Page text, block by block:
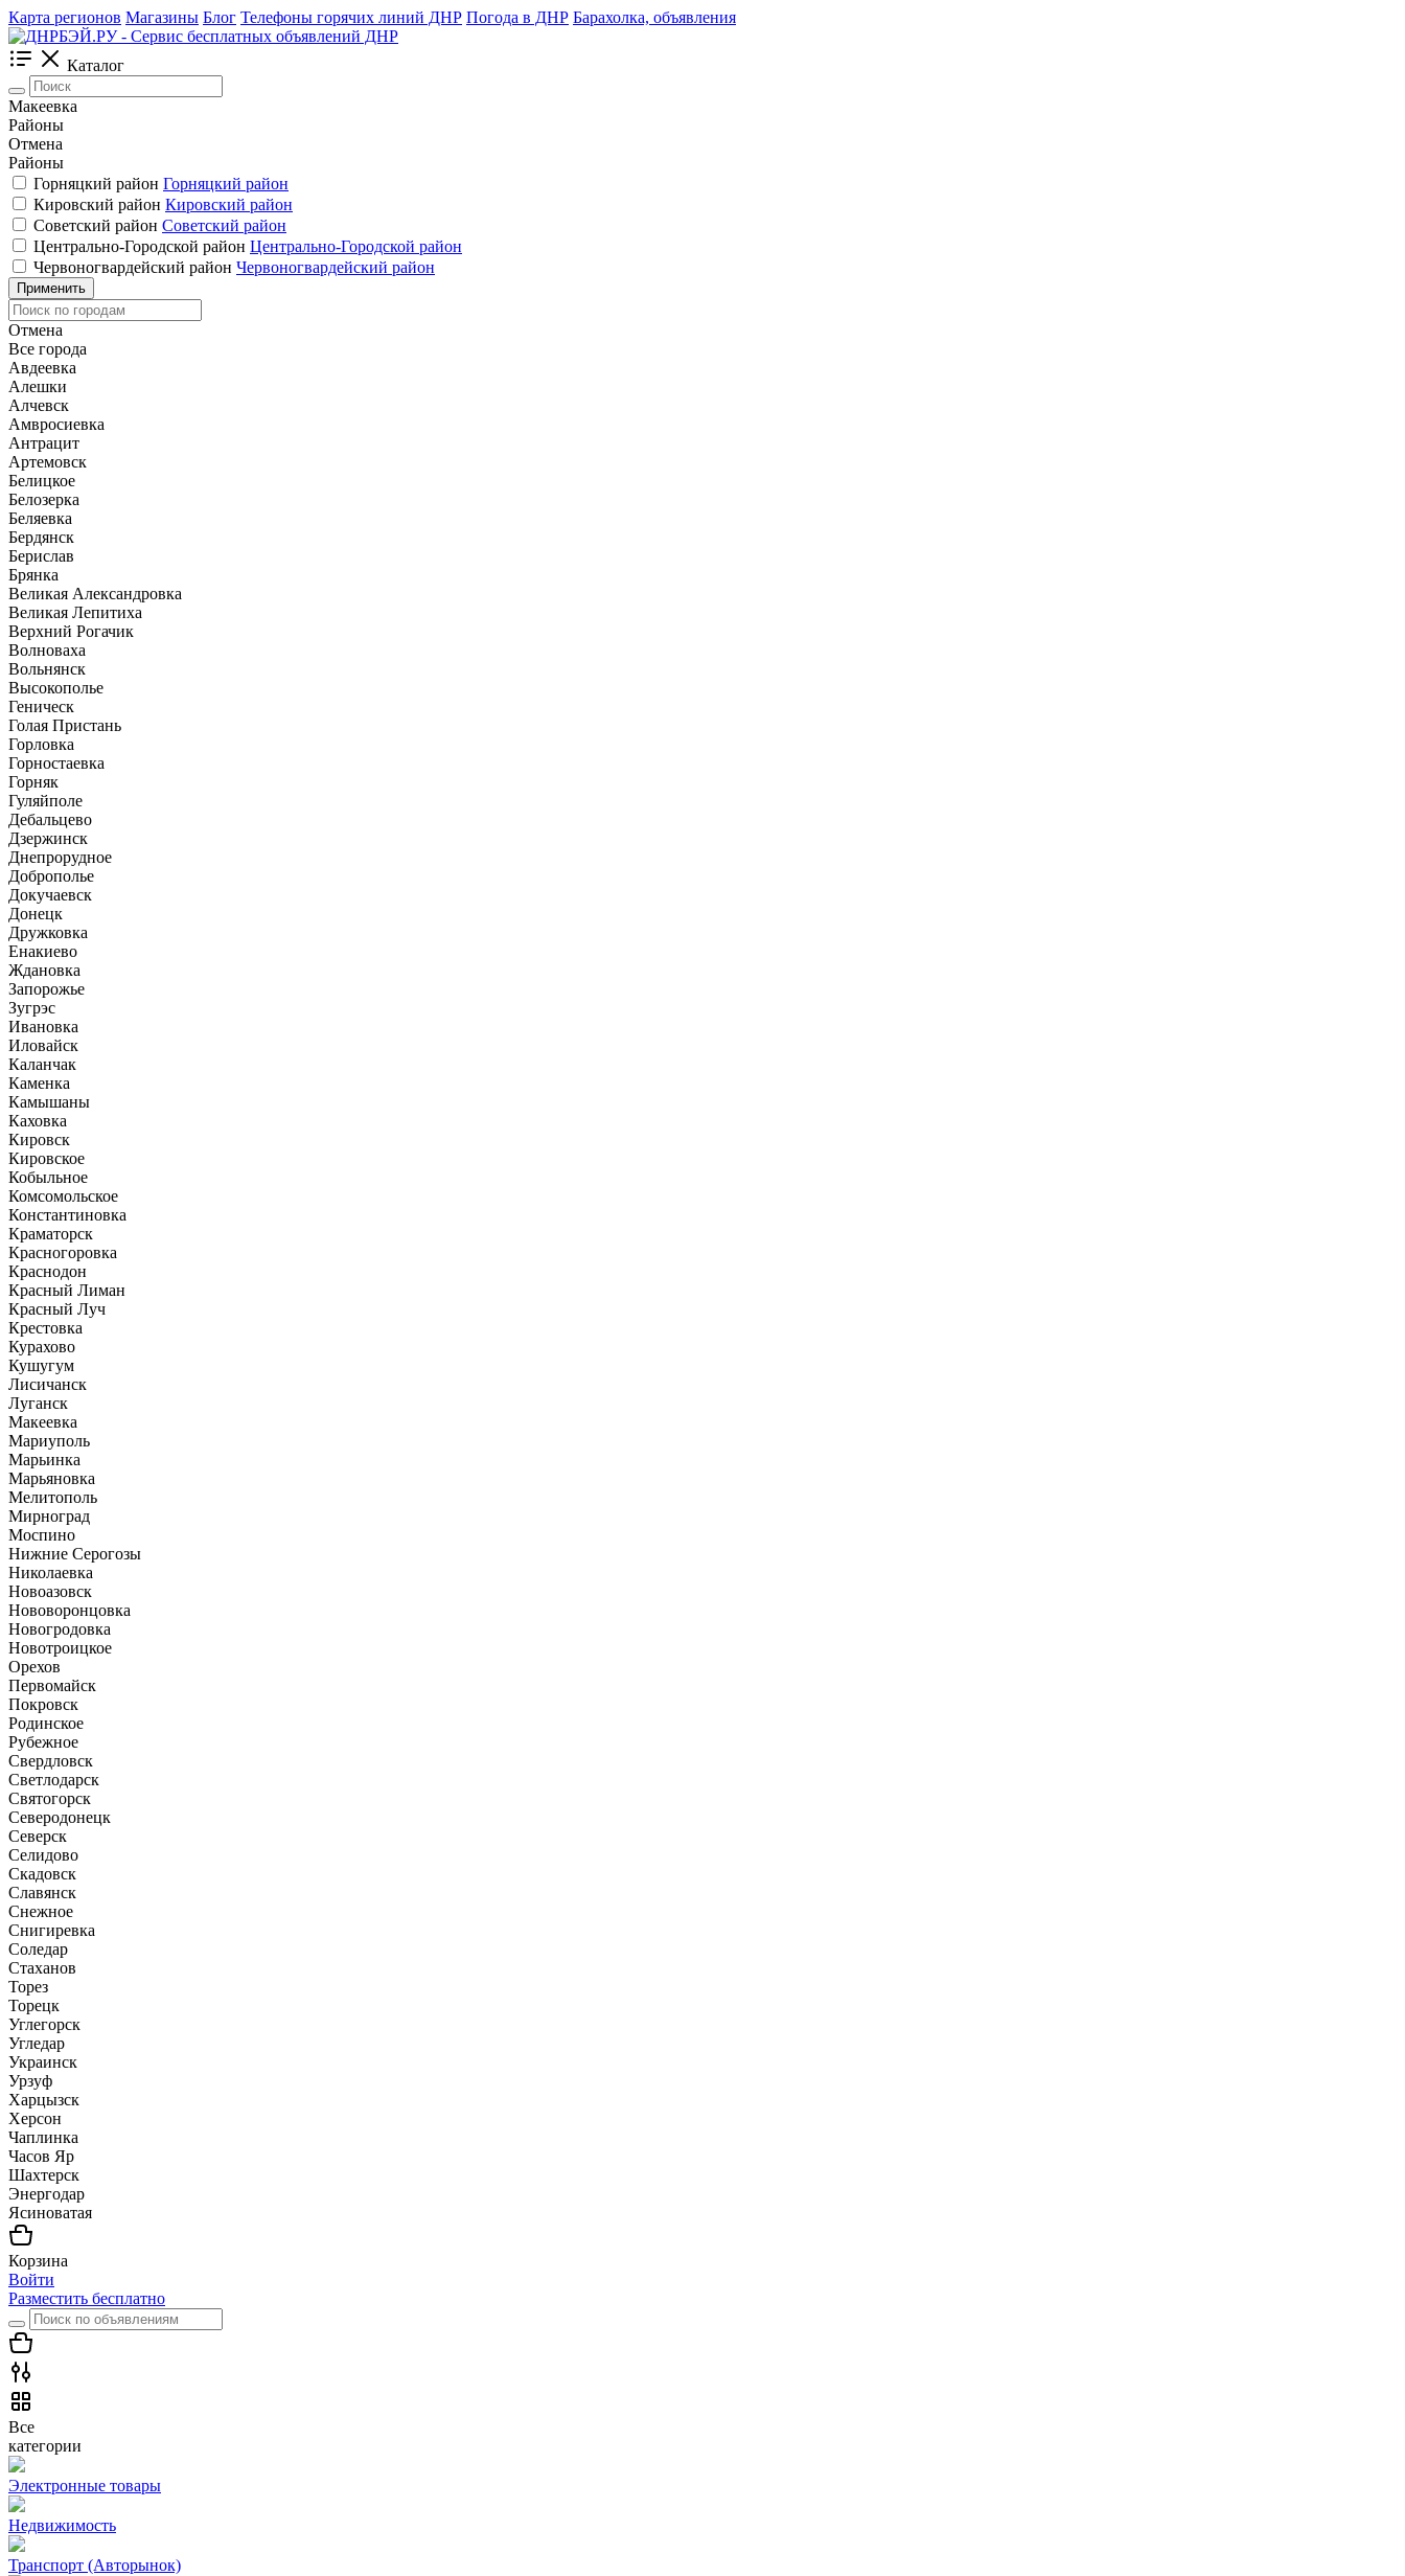
Карта регионов Магазины Блог Телефоны горячих линий ДНР Погода в ДНР Барахолка, объявления
Каталог
Макеевка
Районы
Отмена
Районы
Горняцкий район Горняцкий район
Кировский район Кировский район
Советский район Советский район
Центрально-Городской район Центрально-Городской район
Червоногвардейский район Червоногвардейский район
Применить
Отмена
Все города
Авдеевка
Алешки
Алчевск
Амвросиевка
Антрацит
Артемовск
Белицкое
Белозерка
Беляевка
Бердянск
Берислав
Брянка
Великая Александровка
Великая Лепитиха
Верхний Рогачик
Волноваха
Вольнянск
Высокополье
Геническ
Голая Пристань
Горловка
Горностаевка
Горняк
Гуляйполе
Дебальцево
Дзержинск
Днепрорудное
Доброполье
Докучаевск
Донецк
Дружковка
Енакиево
Ждановка
Запорожье
Зугрэс
Ивановка
Иловайск
Каланчак
Каменка
Камышаны
Каховка
Кировск
Кировское
Кобыльное
Комсомольское
Константиновка
Краматорск
Красногоровка
Краснодон
Красный Лиман
Красный Луч
Крестовка
Курахово
Кушугум
Лисичанск
Луганск
Макеевка
Мариуполь
Марьинка
Марьяновка
Мелитополь
Мирноград
Моспино
Нижние Серогозы
Николаевка
Новоазовск
Нововоронцовка
Новогродовка
Новотроицкое
Орехов
Первомайск
Покровск
Родинское
Рубежное
Свердловск
Светлодарск
Святогорск
Северодонецк
Северск
Селидово
Скадовск
Славянск
Снежное
Снигиревка
Соледар
Стаханов
Торез
Торецк
Углегорск
Угледар
Украинск
Урзуф
Харцызск
Херсон
Чаплинка
Часов Яр
Шахтерск
Энергодар
Ясиноватая
Корзина
Войти
Разместить бесплатно
Все
категории
Электронные товары
Недвижимость
Транспорт (Авторынок)